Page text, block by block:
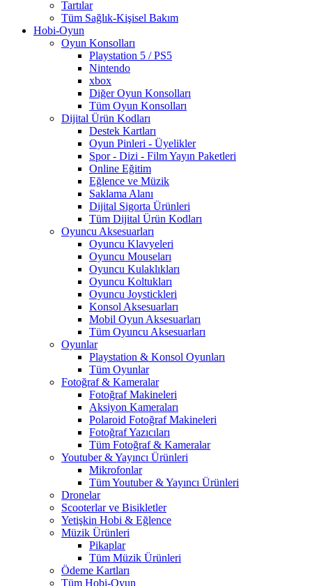
Tartılar
Tüm Sağlık-Kişisel Bakım
Hobi-Oyun
Oyun Konsolları
Playstation 5 / PS5
Nintendo
xbox
Diğer Oyun Konsolları
Tüm Oyun Konsolları
Dijital Ürün Kodları
Destek Kartları
Oyun Pinleri - Üyelikler
Spor - Dizi - Film Yayın Paketleri
Online Eğitim
Eğlence ve Müzik
Saklama Alanı
Dijital Sigorta Ürünleri
Tüm Dijital Ürün Kodları
Oyuncu Aksesuarları
Oyuncu Klavyeleri
Oyuncu Mouseları
Oyuncu Kulaklıkları
Oyuncu Koltukları
Oyuncu Joystickleri
Konsol Aksesuarları
Mobil Oyun Aksesuarları
Tüm Oyuncu Aksesuarları
Oyunlar
Playstation & Konsol Oyunları
Tüm Oyunlar
Fotoğraf & Kameralar
Fotoğraf Makineleri
Aksiyon Kameraları
Polaroid Fotoğraf Makineleri
Fotoğraf Yazıcıları
Tüm Fotoğraf & Kameralar
Youtuber & Yayıncı Ürünleri
Mikrofonlar
Tüm Youtuber & Yayıncı Ürünleri
Dronelar
Scooterlar ve Bisikletler
Yetişkin Hobi & Eğlence
Müzik Ürünleri
Pikaplar
Tüm Müzik Ürünleri
Ödeme Kartları
Tüm Hobi-Oyun